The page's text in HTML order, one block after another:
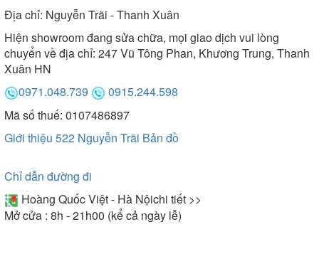
Địa chỉ: Nguyễn Trãi - Thanh Xuân
Hiện showroom đang sửa chữa, mọi giao dịch vui lòng
chuyển về địa chỉ: 247 Vũ Tông Phan, Khương Trung, Thanh
Xuân HN
0971.048.739
0915.244.598
Mã số thuế: 0107486897
Giới thiệu 522 Nguyễn Trãi Bản đồ
Chỉ dẫn đường đi
Hoàng Quốc Việt - Hà Nộichi tiết >>
Mở cửa : 8h - 21h00 (kể cả ngày lễ)